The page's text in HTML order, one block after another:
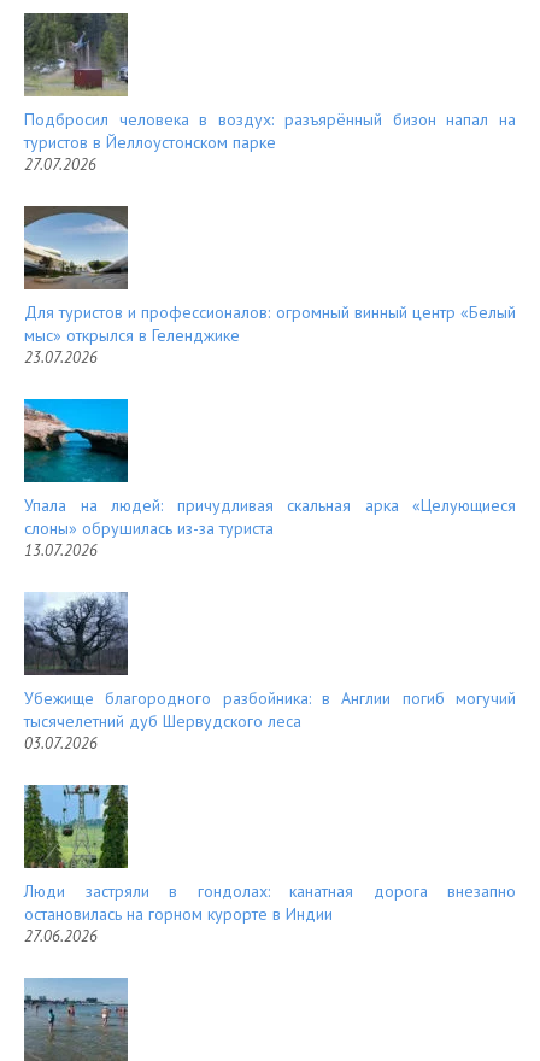
Подбросил человека в воздух: разъярённый бизон напал на
туристов в Йеллоустонском парке
27.07.2026
Для туристов и профессионалов: огромный винный центр «Белый
мыс» открылся в Геленджике
23.07.2026
Упала на людей: причудливая скальная арка «Целующиеся
слоны» обрушилась из-за туриста
13.07.2026
Убежище благородного разбойника: в Англии погиб могучий
тысячелетний дуб Шервудского леса
03.07.2026
Люди застряли в гондолах: канатная дорога внезапно
остановилась на горном курорте в Индии
27.06.2026